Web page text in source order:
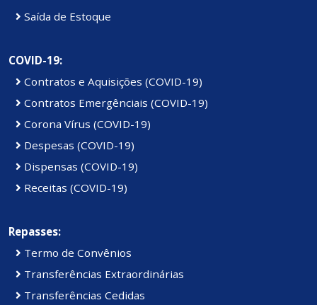
Saída de Estoque
COVID-19:
Contratos e Aquisições (COVID-19)
Contratos Emergênciais (COVID-19)
Corona Vírus (COVID-19)
Despesas (COVID-19)
Dispensas (COVID-19)
Receitas (COVID-19)
Repasses:
Termo de Convênios
Transferências Extraordinárias
Transferências Cedidas